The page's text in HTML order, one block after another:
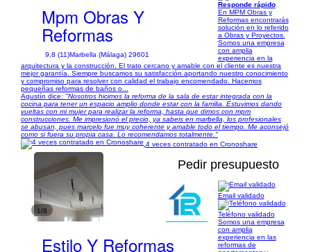
Mpm Obras Y
Reformas
9,8 (11)Marbella (Málaga) 29601
Responde rápido
En MPM Obras y
Reformas encontrarás
solución en lo referido
a Obras y Proyectos.
Somos una empresa
con amplia
experiencia en la
arquitectura y la construcción. El trato cercano y amable con el cliente es nuestra
mejor garantía. Siempre buscamos su satisfacción aportando nuestro conocimiento
y compromiso para resolver con calidad el trabajo encomendado. Hacemos
pequeñas reformas de baños o...
Agustín dice: "Nosotros hicimos la reforma de la sala de estar integrada con la
cocina para tener un espacio amplio donde estar con la familia. Estuvimos dando
vueltas con mi mujer para realizar la reforma, hasta que dimos con mpm
construcciones. Me impresionó el precio, ya sabeis en marbella, los profesionales
se abusan, pues marcelo fue muy coherente y amable todo el tiempo. Me aconsejó
como si fuera su propia casa. Lo recomendamos totalmente."
4 veces contratado en Cronoshare
1/8
Pedir presupuesto
Estilo Y Reformas
Email validado
Teléfono validado
Somos una empresa
con amplia
experiencia en las
reformas de